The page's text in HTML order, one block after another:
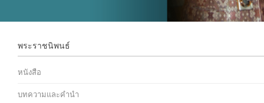
พระราชนิพนธ์
หนังสือ
บทความและคำนำ